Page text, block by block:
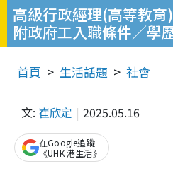
高級行政經理(高等教
附政府工入職條件／學
首頁 生活話題 社會
文: 崔欣定 2025.05.16
在Google追蹤
《UHK 港生活》